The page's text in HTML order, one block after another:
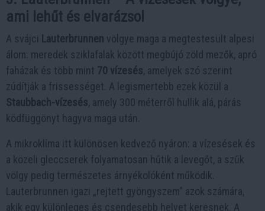
ami lehűt és elvarázsol
A svájci Lauterbrunnen völgye maga a megtestesült alpesi
álom: meredek sziklafalak között megbújó zöld mezők, apró
faházak és több mint 70 vízesés, amelyek szó szerint
zúdítják a frissességet. A legismertebb ezek közül a
Staubbach-vízesés, amely 300 méterről hullik alá, párás
ködfüggönyt hagyva maga után.
A mikroklíma itt különösen kedvező nyáron: a vízesések és
a közeli gleccserek folyamatosan hűtik a levegőt, a szűk
völgy pedig természetes árnyékolóként működik.
Lauterbrunnen igazi „rejtett gyöngyszem” azok számára,
akik egy különleges és csendesebb helyet keresnek. A